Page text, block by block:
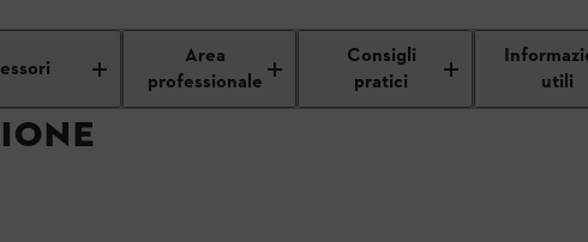
Area
professionale
Consigli
pratici
utili
la stagione del giardinaggio! Generazione e alimentazione